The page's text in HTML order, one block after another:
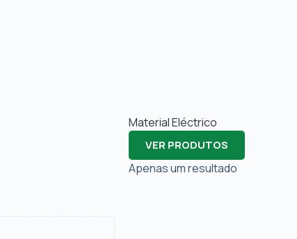
Material Eléctrico
VER PRODUTOS
Apenas um resultado